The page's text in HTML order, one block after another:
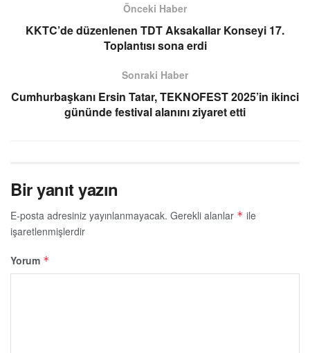
Önceki Haber
KKTC’de düzenlenen TDT Aksakallar Konseyi 17.
Toplantısı sona erdi
Sonraki Haber
Cumhurbaşkanı Ersin Tatar, TEKNOFEST 2025’in ikinci
gününde festival alanını ziyaret etti
Bir yanıt yazın
E-posta adresiniz yayınlanmayacak. Gerekli alanlar * ile
işaretlenmişlerdir
Yorum *